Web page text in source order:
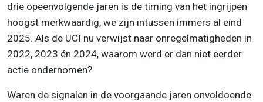
drie opeenvolgende jaren is de timing van het ingrijpen
hoogst merkwaardig, we zijn intussen immers al eind
2025. Als de UCI nu verwijst naar onregelmatigheden in
2022, 2023 én 2024, waarom werd er dan niet eerder
actie ondernomen?
Waren de signalen in de voorgaande jaren onvoldoende